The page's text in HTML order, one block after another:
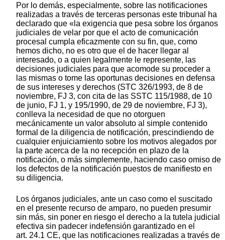
Por lo demás, especialmente, sobre las notificaciones
realizadas a través de terceras personas este tribunal ha
declarado que «la exigencia que pesa sobre los órganos
judiciales de velar por que el acto de comunicación
procesal cumpla eficazmente con su fin, que, como
hemos dicho, no es otro que el de hacer llegar al
interesado, o a quien legalmente le represente, las
decisiones judiciales para que acomode su proceder a
las mismas o tome las oportunas decisiones en defensa
de sus intereses y derechos (STC 326/1993, de 8 de
noviembre, FJ 3, con cita de las SSTC 115/1988, de 10
de junio, FJ 1, y 195/1990, de 29 de noviembre, FJ 3),
conlleva la necesidad de que no otorguen
mecánicamente un valor absoluto al simple contenido
formal de la diligencia de notificación, prescindiendo de
cualquier enjuiciamiento sobre los motivos alegados por
la parte acerca de la no recepción en plazo de la
notificación, o más simplemente, haciendo caso omiso de
los defectos de la notificación puestos de manifiesto en
su diligencia.
Los órganos judiciales, ante un caso como el suscitado
en el presente recurso de amparo, no pueden presumir
sin más, sin poner en riesgo el derecho a la tutela judicial
efectiva sin padecer indefensión garantizado en el
art. 24.1 CE, que las notificaciones realizadas a través de